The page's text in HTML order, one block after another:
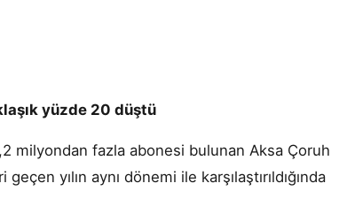
yüzde 20 düştü
milyondan fazla abonesi bulunan Aksa Çoruh
yılın aynı dönemi ile karşılaştırıldığında